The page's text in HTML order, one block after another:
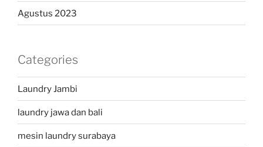
Agustus 2023
Categories
Laundry Jambi
laundry jawa dan bali
mesin laundry surabaya